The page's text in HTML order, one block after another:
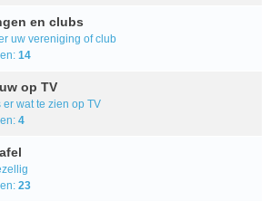
en clubs
uw vereniging of club
14
op TV
er wat te zien op TV
4
23